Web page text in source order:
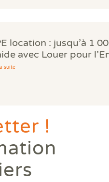
location : jusqu’à 1
avec Louer pour
suite
!